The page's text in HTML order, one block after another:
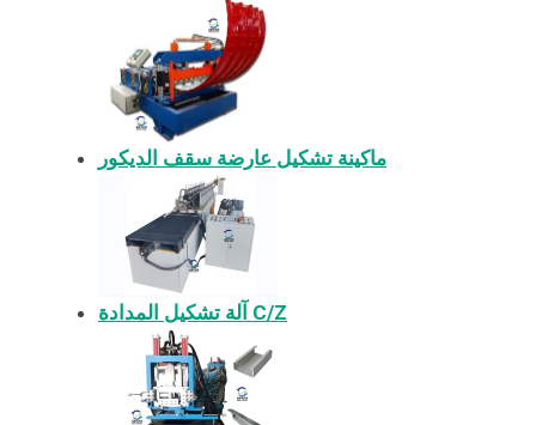
ماكينة تشكيل عارضة سقف الديكور
آلة تشكيل المدادة C/Z